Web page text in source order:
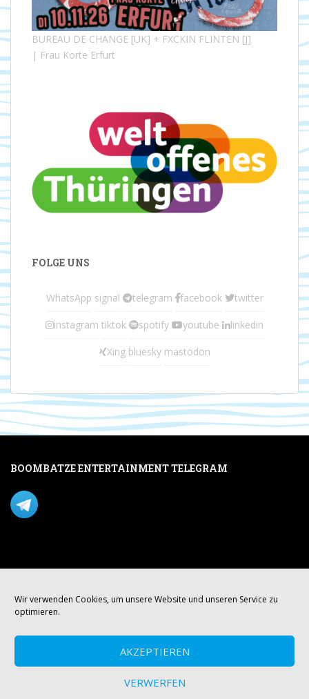
Wir verwenden Cookies, um unsere Website und unseren Service zu
optimieren.
AKZEPTIEREN
VERWERFEN
BUREAU DE CHANGE [UK] + FXCKIN FLINTEN [J]
| Frau Korte Erfurt
FOLGE UNS
WhatsApp signal telegram facebook twitter
instagram tiktok spotify youtube linkedin
Xing bluesky mastodon
BOOMBATZE ENTERTAINMENT TELEGRAM